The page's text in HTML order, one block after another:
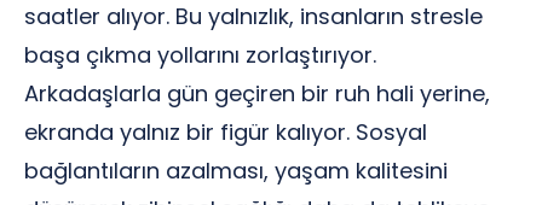
saatler alıyor. Bu yalnızlık, insanların stresle
başa çıkma yollarını zorlaştırıyor.
Arkadaşlarla gün geçiren bir ruh hali yerine,
ekranda yalnız bir figür kalıyor. Sosyal
bağlantıların azalması, yaşam kalitesini